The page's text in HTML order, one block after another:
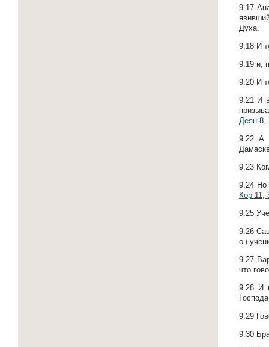
9.17
Духа.
9.18 И
9.19 и,
9.20 И
9.21 И
Деян 8,
9.22 А
9.23
9.24 Но
Кор 11,
9.25
9.26
он
9.27
что
9.28 И
9.29
9.30